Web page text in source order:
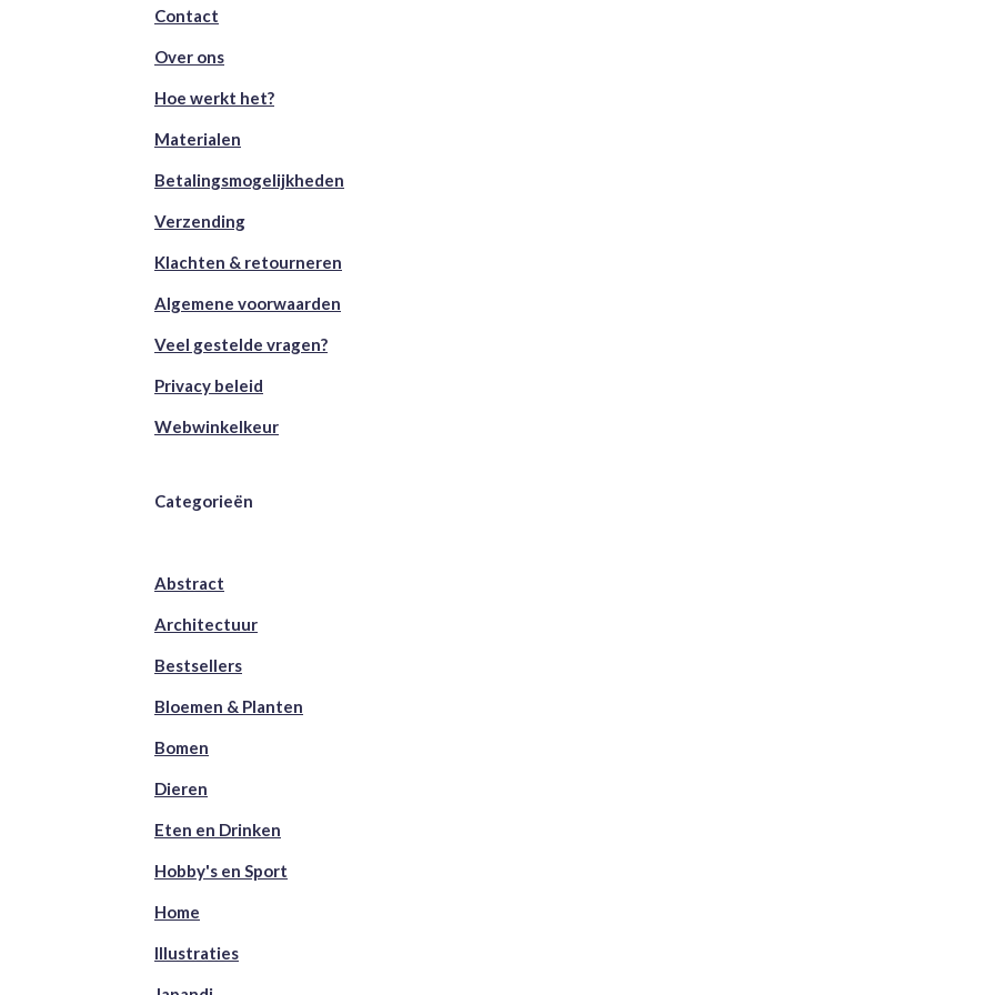
Contact
Over ons
Hoe werkt het?
Materialen
Betalingsmogelijkheden
Verzending
Klachten & retourneren
Algemene voorwaarden
Veel gestelde vragen?
Privacy beleid
Webwinkelkeur
Categorieën
Abstract
Architectuur
Bestsellers
Bloemen & Planten
Bomen
Dieren
Eten en Drinken
Hobby's en Sport
Home
Illustraties